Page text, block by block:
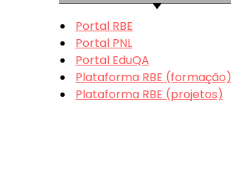
Portal RBE
Portal PNL
Portal EduQA
Plataforma RBE (formação)
Plataforma RBE (projetos)